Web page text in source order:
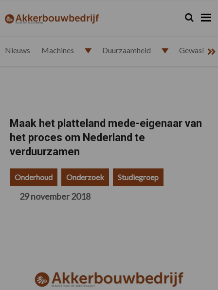
de
de
de
de
akkerbouwbedrijf.nl Zoeken...
Zoek
Nieuws Machines Duurzaamheid
Maak het platteland mede-eigenaar van
het proces om Nederland te
verduurzamen
Onderhoud Onderzoek Studiegroep
29 november 2018